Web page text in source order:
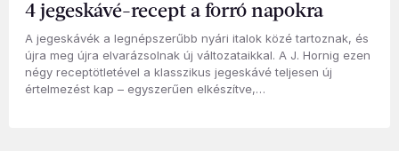
4 jegeskávé-recept a forró napokra
A jegeskávék a legnépszerűbb nyári italok közé tartoznak, és
újra meg újra elvarázsolnak új változataikkal. A J. Hornig ezen
négy receptötletével a klasszikus jegeskávé teljesen új
értelmezést kap – egyszerűen elkészítve,…